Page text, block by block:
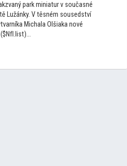
park miniatur v současné
Lužánky. V těsném sousedství
Michala Olšiaka nové